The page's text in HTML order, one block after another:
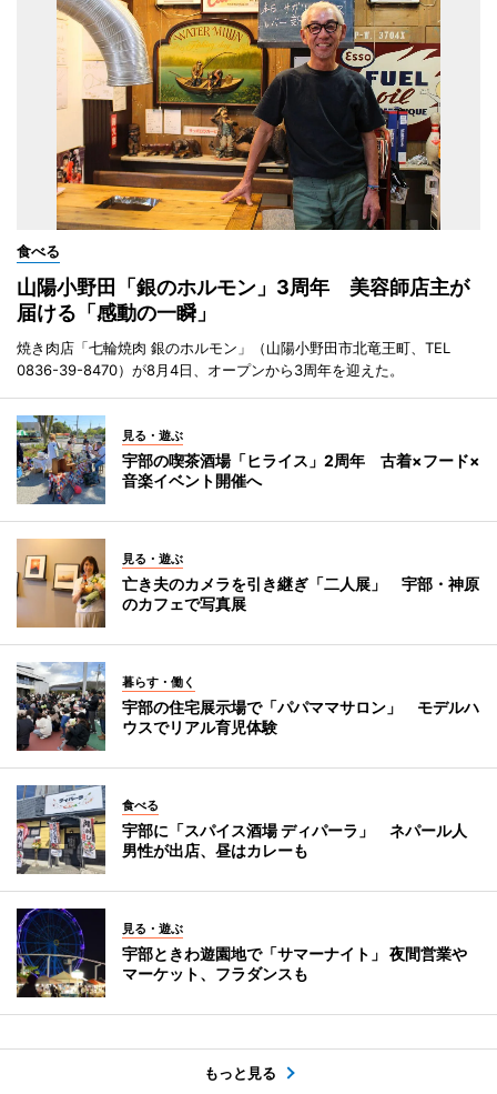
食べる
山陽小野田「銀のホルモン」3周年 美容師店主が
届ける「感動の一瞬」
焼き肉店「七輪焼肉 銀のホルモン」（山陽小野田市北竜王町、TEL
0836-39-8470）が8月4日、オープンから3周年を迎えた。
見る・遊ぶ
宇部の喫茶酒場「ヒライス」2周年 古着×フード×
音楽イベント開催へ
見る・遊ぶ
亡き夫のカメラを引き継ぎ「二人展」 宇部・神原
のカフェで写真展
暮らす・働く
宇部の住宅展示場で「パパママサロン」 モデルハ
ウスでリアル育児体験
食べる
宇部に「スパイス酒場 ディパーラ」 ネパール人
男性が出店、昼はカレーも
見る・遊ぶ
宇部ときわ遊園地で「サマーナイト」 夜間営業や
マーケット、フラダンスも
もっと見る